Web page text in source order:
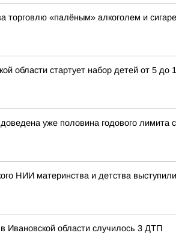
торговлю «палёным» алкоголем и
области стартует набор детей от 5 до
уже половина годового лимита
НИИ материнства и детства
Ивановской области случилось 3 ДТП